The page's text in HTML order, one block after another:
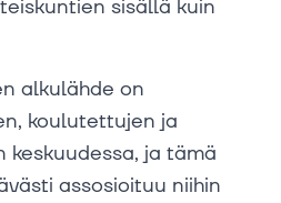
sisällä kuin
alkulähde on
koulutettujen ja
keskuudessa, ja tämä
assosioituu niihin